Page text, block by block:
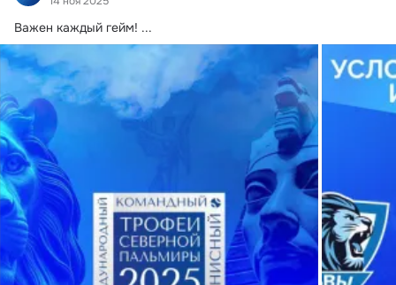
Важен каждый гейм! ...